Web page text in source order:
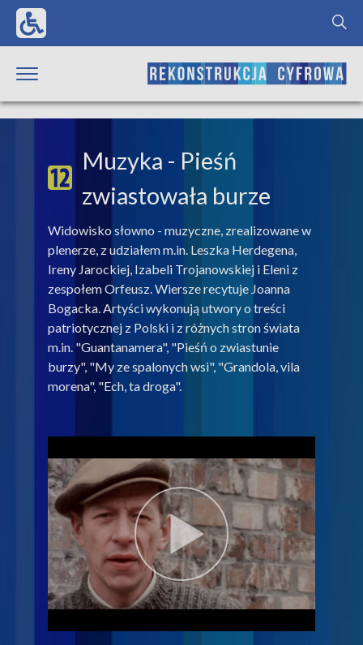
Muzyka - Pieśń
zwiastowała burze
Widowisko słowno - muzyczne, zrealizowane w
plenerze, z udziałem m.in. Leszka Herdegena,
Ireny Jarockiej, Izabeli Trojanowskiej i Eleni z
zespołem Orfeusz. Wiersze recytuje Joanna
Bogacka. Artyści wykonują utwory o treści
patriotycznej z Polski i z różnych stron świata
m.in. "Guantanamera", "Pieśń o zwiastunie
burzy", "My ze spalonych wsi", "Grandola, vila
morena", "Ech, ta droga".